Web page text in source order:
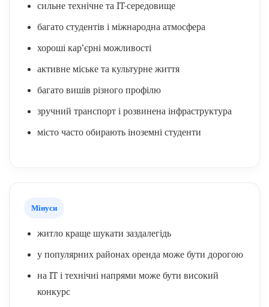
сильне технічне та IT-середовище
багато студентів і міжнародна атмосфера
хороші кар’єрні можливості
активне міське та культурне життя
багато вишів різного профілю
зручний транспорт і розвинена інфраструктура
місто часто обирають іноземні студенти
Мінуси
житло краще шукати заздалегідь
у популярних районах оренда може бути дорогою
на IT і технічні напрями може бути високий
конкурс